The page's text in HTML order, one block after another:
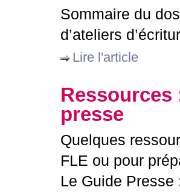
Sommaire du
d’ateliers
Lire l'article
Ressources
presse
Quelques
FLE ou pour
Le Guide Presse